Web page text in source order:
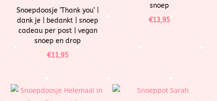
Snoepdoosje ‘Thank you’ |
dank je | bedankt | snoep
cadeau per post | vegan
snoep en drop
€11,95
snoep
€13,95